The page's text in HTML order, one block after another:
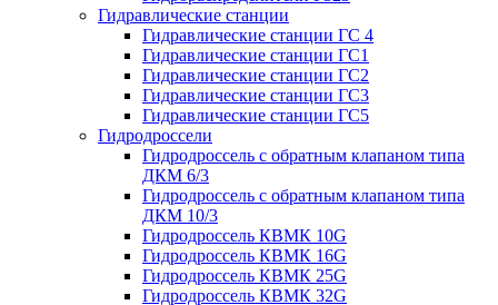
Гидравлические станции
Гидравлические станции ГС 4
Гидравлические станции ГС1
Гидравлические станции ГС2
Гидравлические станции ГС3
Гидравлические станции ГС5
Гидродроссели
Гидродроссель с обратным клапаном типа
ДКМ 6/3
Гидродроссель с обратным клапаном типа
ДКМ 10/3
Гидродроссель КВМК 10G
Гидродроссель КВМК 16G
Гидродроссель КВМК 25G
Гидродроссель КВМК 32G